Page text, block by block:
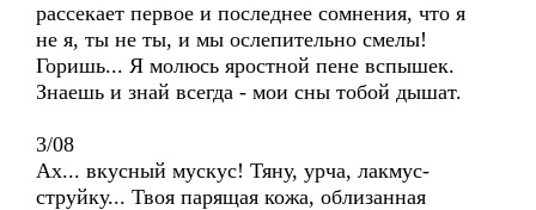
рассекает первое и последнее сомнения, что я
не я, ты не ты, и мы ослепительно смелы!
Горишь... Я молюсь яростной пене вспышек.
Знаешь и знай всегда - мои сны тобой дышат.
3/08
Ах... вкусный мускус! Тяну, урча, лакмус-
струйку... Твоя парящая кожа, облизанная